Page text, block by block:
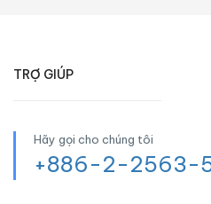
TRỢ GIÚP
Hãy gọi cho chúng tôi
+886-2-2563-